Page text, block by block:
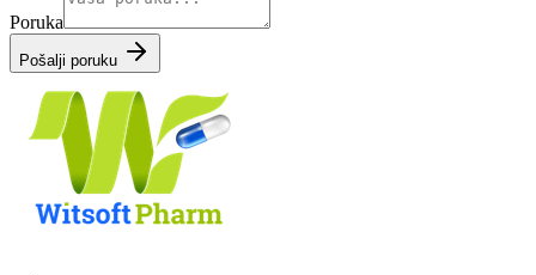
Poruka
Pošalji poruku